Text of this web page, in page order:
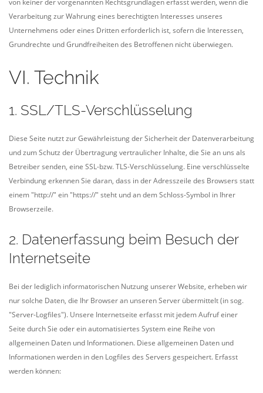
von keiner der vorgenannten Rechtsgrundlagen erfasst werden, wenn die
Verarbeitung zur Wahrung eines berechtigten Interesses unseres
Unternehmens oder eines Dritten erforderlich ist, sofern die Interessen,
Grundrechte und Grundfreiheiten des Betroffenen nicht überwiegen.
VI. Technik
1. SSL/TLS-Verschlüsselung
Diese Seite nutzt zur Gewährleistung der Sicherheit der Datenverarbeitung
und zum Schutz der Übertragung vertraulicher Inhalte, die Sie an uns als
Betreiber senden, eine SSL-bzw. TLS-Verschlüsselung. Eine verschlüsselte
Verbindung erkennen Sie daran, dass in der Adresszeile des Browsers statt
einem "http://" ein "https://" steht und an dem Schloss-Symbol in Ihrer
Browserzeile.
2. Datenerfassung beim Besuch der
Internetseite
Bei der lediglich informatorischen Nutzung unserer Website, erheben wir
nur solche Daten, die Ihr Browser an unseren Server übermittelt (in sog.
"Server-Logfiles"). Unsere Internetseite erfasst mit jedem Aufruf einer
Seite durch Sie oder ein automatisiertes System eine Reihe von
allgemeinen Daten und Informationen. Diese allgemeinen Daten und
Informationen werden in den Logfiles des Servers gespeichert. Erfasst
werden können: